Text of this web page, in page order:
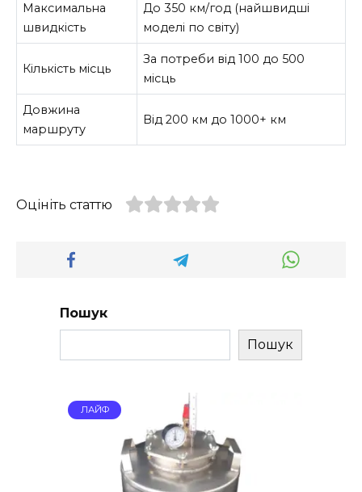
Максимальна
швидкість
До 350 км/год (найшвидші
моделі по світу)
Кількість місць
За потреби від 100 до 500
місць
Довжина
маршруту
Від 200 км до 1000+ км
Оцініть статтю
Пошук
Пошук
ЛАЙФ